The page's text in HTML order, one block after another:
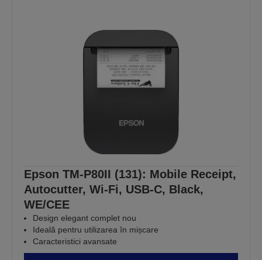
Epson TM-P80II (131): Mobile Receipt,
Autocutter, Wi-Fi, USB-C, Black,
WE/CEE
Design elegant complet nou
Ideală pentru utilizarea în mișcare
Caracteristici avansate